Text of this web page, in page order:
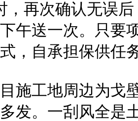
，再次确认无误
午送一次。只要
，自承担保供任
工地周边为戈壁
发。一刮风全是